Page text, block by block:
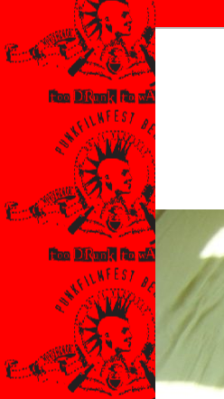
primären
springen